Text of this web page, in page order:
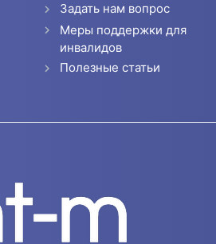
Задать нам вопрос
Меры поддержки для
инвалидов
Полезные статьи